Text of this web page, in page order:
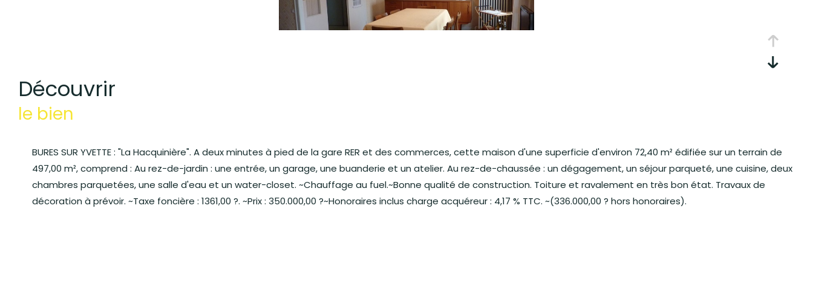
découvrir
le bien
BURES SUR YVETTE : "La Hacquinière". A deux minutes à pied de la gare RER et des commerces, cette maison d'une superficie d'environ 72,40 m² édifiée sur un terrain de
497,00 m², comprend : Au rez-de-jardin : une entrée, un garage, une buanderie et un atelier. Au rez-de-chaussée : un dégagement, un séjour parqueté, une cuisine, deux
chambres parquetées, une salle d'eau et un water-closet. ~Chauffage au fuel.~Bonne qualité de construction. Toiture et ravalement en très bon état. Travaux de
décoration à prévoir. ~Taxe foncière : 1361,00 ?. ~Prix : 350.000,00 ?~Honoraires inclus charge acquéreur : 4,17 % TTC. ~(336.000,00 ? hors honoraires).